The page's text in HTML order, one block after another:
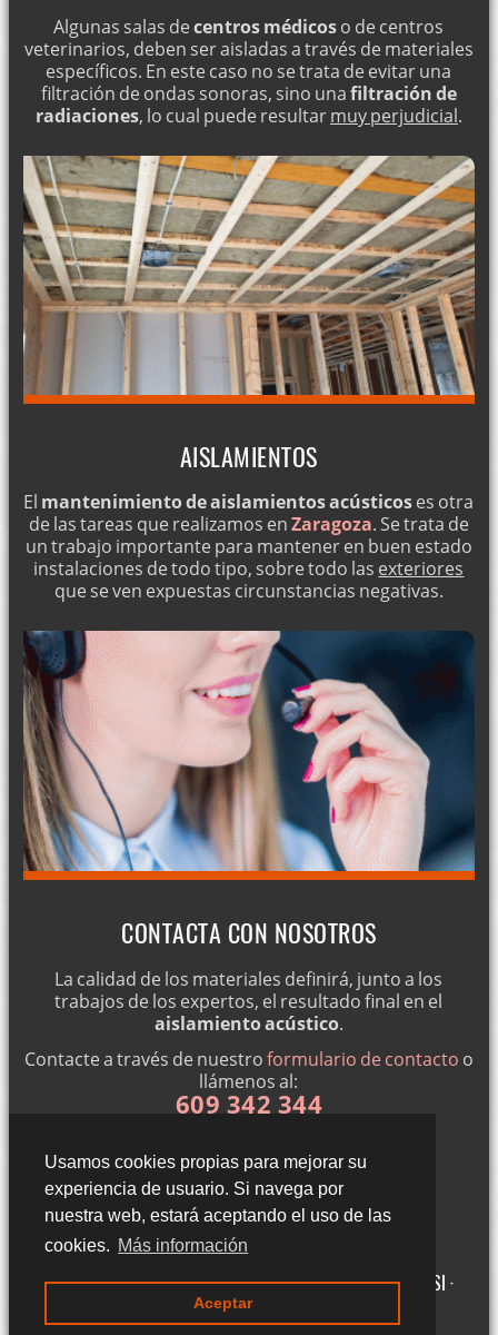
Usamos cookies propias para mejorar su
experiencia de usuario. Si navega por
nuestra web, estará aceptando el uso de las
cookies. Más información
Aceptar
Algunas salas decentros médicoso de centros
veterinarios, deben ser aisladas a través de materiales
específicos. En este caso no se trata de evitar una
filtración de ondas sonoras, sino unafiltración de
radiaciones, lo cual puede resultarmuy perjudicial.
AISLAMIENTOS
El mantenimiento de aislamientos acústicoses otra
de las tareas que realizamos enZaragoza. Se trata de
un trabajo importante para mantener en buen estado
instalaciones de todo tipo, sobre todo las exteriores
que se ven expuestas circunstancias negativas.
CONTACTA CON NOSOTROS
La calidad de los materiales definirá, junto a los
trabajos de los expertos, el resultado final en el
aislamiento acústico.
Contacte a través de nuestroformulario de contacto o
llámenos al:
609 342 344
Gigantillas 3, 3ºA - 50015 Zaragoza (Zaragoza) ·Aviso legal LSSI ·
Política de cookies · Política de privacidad